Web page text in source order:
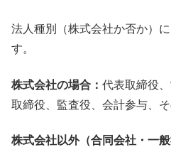
法人種別（株式会社か否か）
す。
株式会社の場合： 代表取締役
取締役、監査役、会計参与、
株式会社以外（合同会社・一